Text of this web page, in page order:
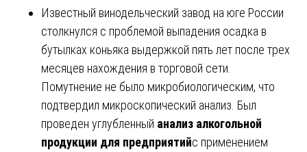
Известный винодельческий завод на юге России
столкнулся с проблемой выпадения осадка в
бутылках коньяка выдержкой пять лет после трех
месяцев нахождения в торговой сети.
Помутнение не было микробиологическим, что
подтвердил микроскопический анализ. Был
проведен углубленный анализ алкогольной
продукции для предприятийс применением